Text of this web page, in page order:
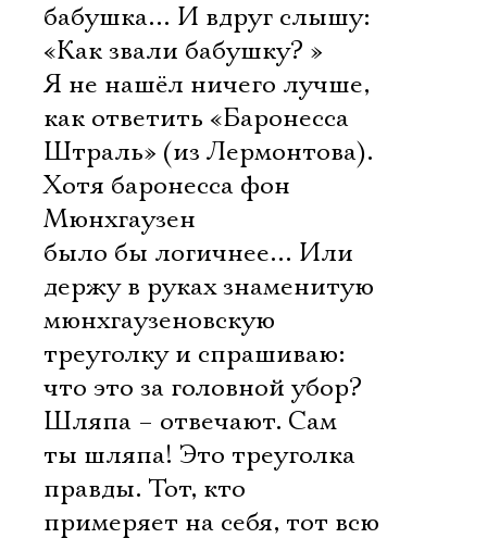
бабушка… И вдруг слышу:
«Как звали бабушку? »
Я не нашёл ничего лучше,
как ответить «Баронесса
Штраль» (из Лермонтова).
Хотя баронесса фон
Мюнхгаузен
было бы логичнее… Или
держу в руках знаменитую
мюнхгаузеновскую
треуголку и спрашиваю:
что это за головной убор?
Шляпа – отвечают. Сам
ты шляпа! Это треуголка
правды. Тот, кто
примеряет на себя, тот всю